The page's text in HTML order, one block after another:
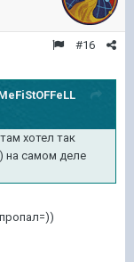
#16
хотел так
на самом деле